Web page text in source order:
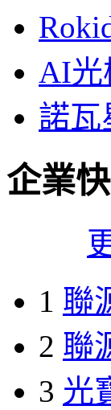
AI光
諾瓦
企業
1 聯
2 聯
3 光